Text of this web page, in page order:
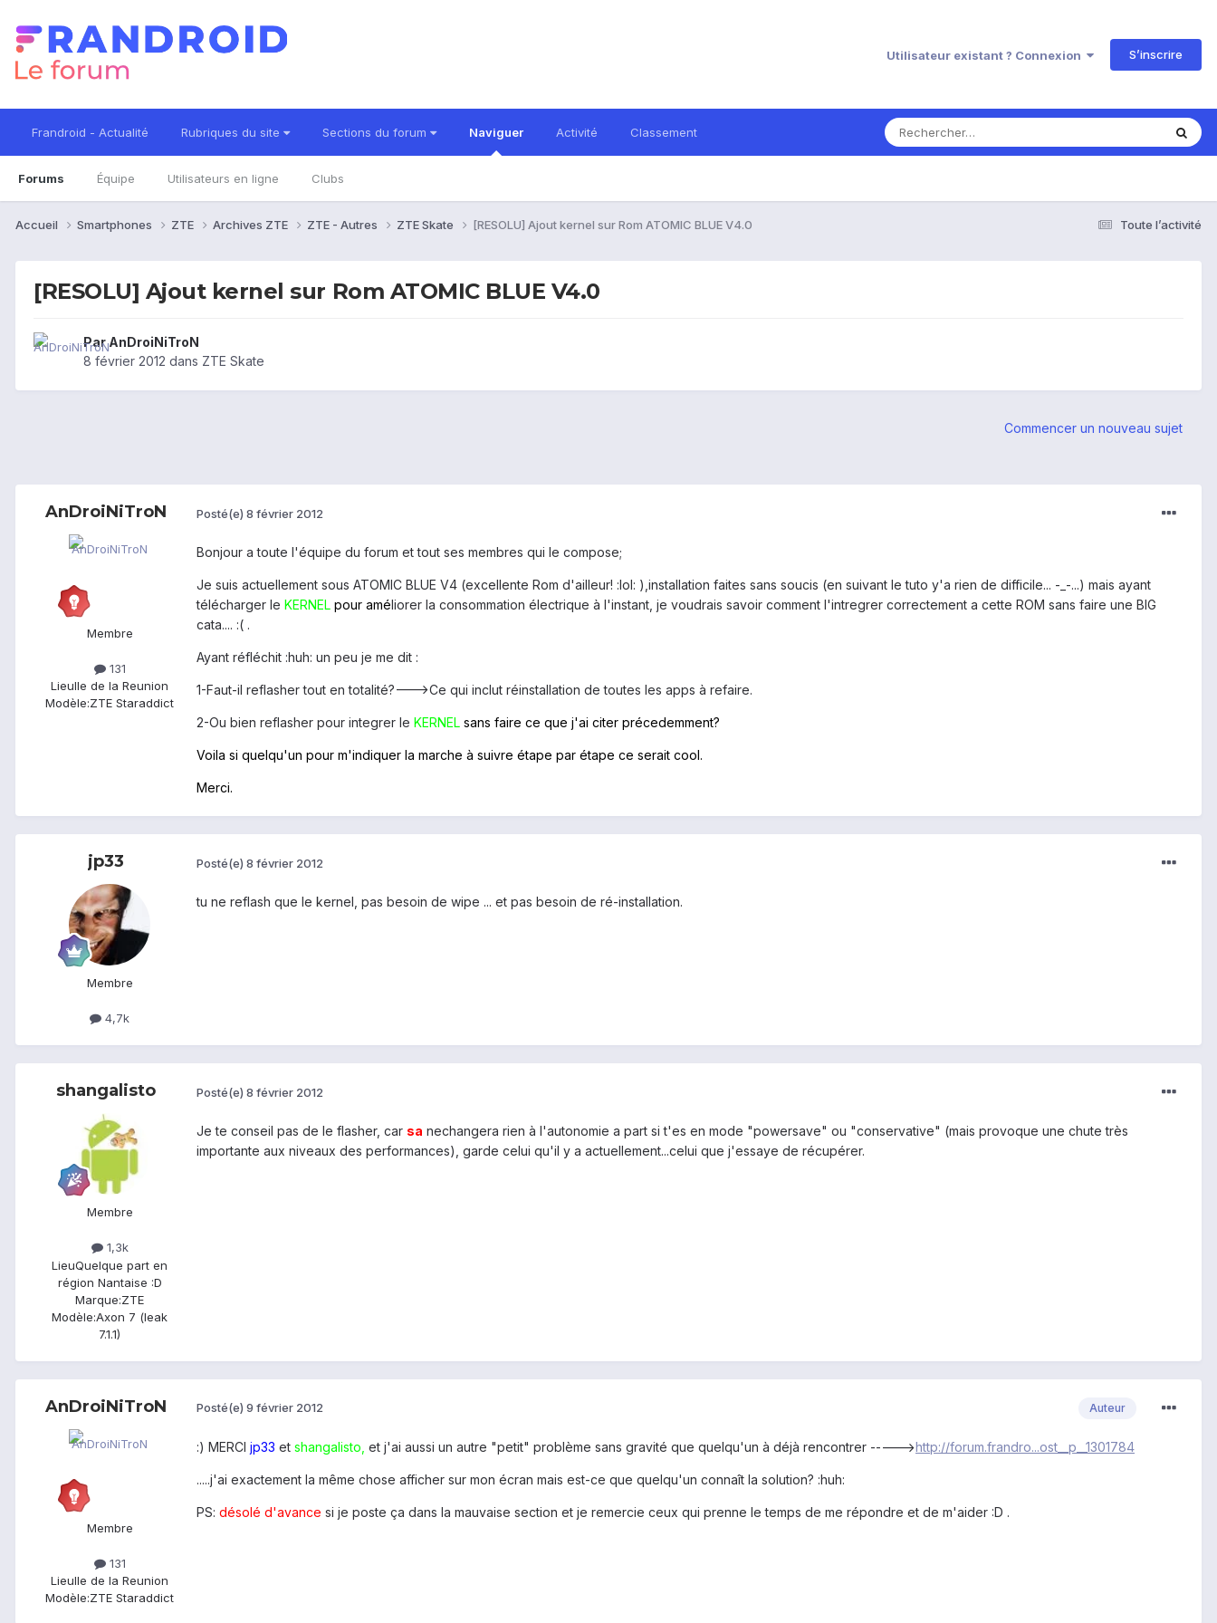
Utilisateur existant ? Connexion S’inscrire
Frandroid - Actualité Rubriques du site Sections du forum Naviguer
Forums Équipe Utilisateurs en ligne Clubs
Activité Classement
Toute l’activité
Accueil Smartphones ZTE Archives ZTE ZTE - Autres ZTE Skate [RESOLU] Ajout kernel sur Rom ATOMIC BLUE V4.0
[RESOLU] Ajout kernel sur Rom ATOMIC BLUE V4.0
ParAnDroiNiTroN
8 février 2012 dans ZTE Skate
Commencer un nouveau sujet
AnDroiNiTroN
Membre
131
LieuIle de la Reunion
Modèle:ZTE Staraddict
Posté(e) 8 février 2012
Bonjour a toute l'équipe du forum et tout ses membres qui le compose;
Je suis actuellement sous ATOMIC BLUE V4 (excellente Rom d'ailleur! :lol: ),installation faites sans soucis (en suivant le tuto y'a rien de difficile... -_-...) mais ayant
télécharger le KERNEL pour améliorer la consommation électrique à l'instant, je voudrais savoir comment l'intregrer correctement a cette ROM sans faire une BIG
cata.... :( .
Ayant réfléchit :huh: un peu je me dit :
1-Faut-il reflasher tout en totalité?--->Ce qui inclut réinstallation de toutes les apps à refaire.
2-Ou bien reflasher pour integrer le KERNEL sans faire ce que j'ai citer précedemment?
Voila si quelqu'un pour m'indiquer la marche à suivre étape par étape ce serait cool.
Merci.
jp33
Membre
4,7k
Posté(e) 8 février 2012
tu ne reflash que le kernel, pas besoin de wipe ... et pas besoin de ré-installation.
shangalisto
Membre
1,3k
LieuQuelque part en
région Nantaise :D
Marque:ZTE
Modèle:Axon 7 (leak
7.1.1)
Posté(e) 8 février 2012
Je te conseil pas de le flasher, car sa nechangera rien à l'autonomie a part si t'es en mode "powersave" ou "conservative" (mais provoque une chute très
importante aux niveaux des performances), garde celui qu'il y a actuellement...celui que j'essaye de récupérer.
AnDroiNiTroN
Membre
131
LieuIle de la Reunion
Modèle:ZTE Staraddict
Auteur
Posté(e) 9 février 2012
:) MERCI jp33 et shangalisto, et j'ai aussi un autre "petit" problème sans gravité que quelqu'un à déjà rencontrer ----->http://forum.frandro...ost__p__1301784
.....j'ai exactement la même chose afficher sur mon écran mais est-ce que quelqu'un connaît la solution? :huh:
PS: désolé d'avance si je poste ça dans la mauvaise section et je remercie ceux qui prenne le temps de me répondre et de m'aider :D .